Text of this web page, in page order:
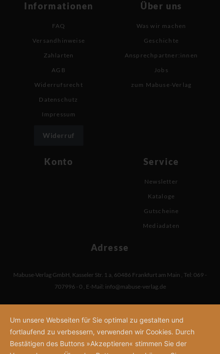
Informationen
FAQ
Versandhinweise
Zahlarten
AGB
Widerrufsrecht
Datenschutz
Impressum
Widerruf
Über uns
Was wir machen
Geschichte
Ansprechpartner:innen
Jobs
zum Mabuse-Verlag
Konto Service
Newsletter
Kataloge
Gutscheine
Mediadaten
Adresse
Mabuse-Verlag GmbH, Kasseler Str. 1 a, 60486 Frankfurt am Main , Tel: 069 -
707996 - 0 , E-Mail: info@mabuse-verlag.de
Um unsere Webseiten für Sie optimal zu gestalten und
fortlaufend zu verbessern, verwenden wir Cookies. Durch
Bestätigen des Buttons »Akzeptieren« stimmen Sie der